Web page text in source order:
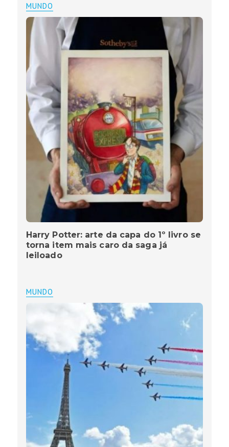
MUNDO
Harry Potter: arte da capa do 1º livro se
torna item mais caro da saga já
leiloado
MUNDO